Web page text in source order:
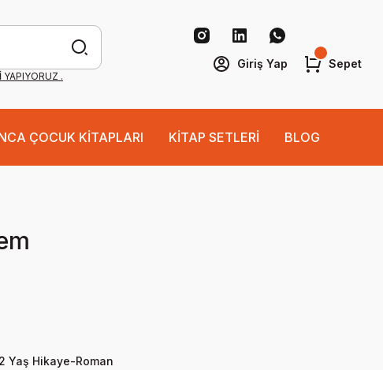
YAPIYORUZ .
Giriş Yap Sepet
ÇOCUK KİTAPLARI KİTAP SETLERİ BLOG
Yaş Hikaye-Roman